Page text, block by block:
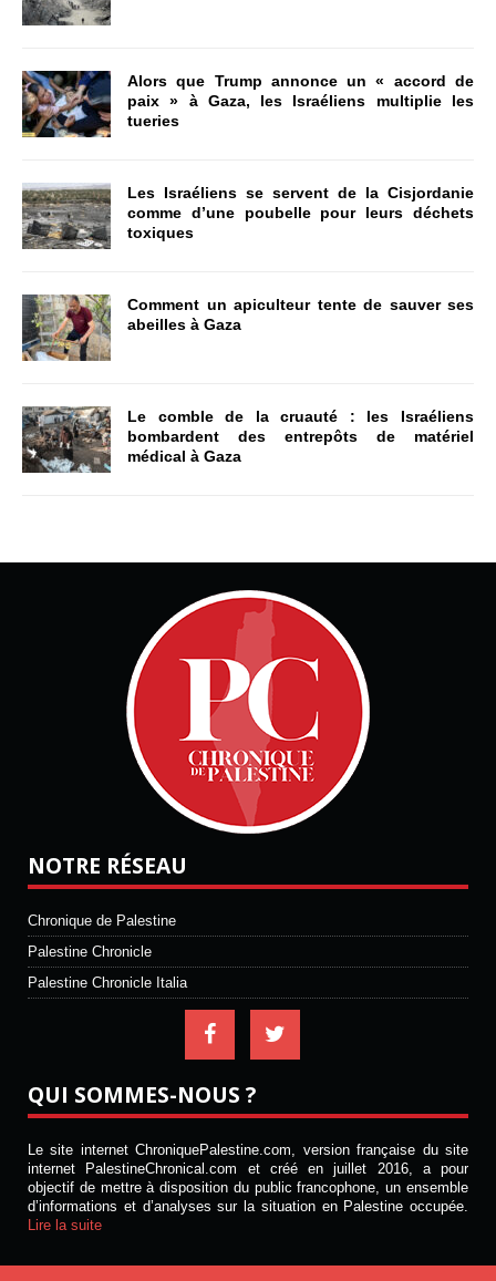
Alors que Trump annonce un « accord de
paix » à Gaza, les Israéliens multiplie les
tueries
Les Israéliens se servent de la Cisjordanie
comme d’une poubelle pour leurs déchets
toxiques
Comment un apiculteur tente de sauver ses
abeilles à Gaza
Le comble de la cruauté : les Israéliens
bombardent des entrepôts de matériel
médical à Gaza
NOTRE RÉSEAU
Chronique de Palestine
Palestine Chronicle
Palestine Chronicle Italia
QUI SOMMES-NOUS ?
Le site internet ChroniquePalestine.com, version française du site
internet PalestineChronical.com et créé en juillet 2016, a pour
objectif de mettre à disposition du public francophone, un ensemble
d’informations et d’analyses sur la situation en Palestine occupée.
Lire la suite